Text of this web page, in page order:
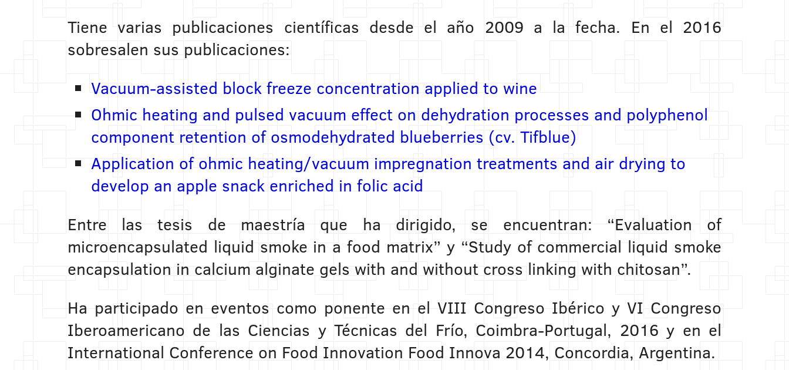
Tiene varias publicaciones científicas desde el año 2009 a la fecha. En el 2016
sobresalen sus publicaciones:
Vacuum-assisted block freeze concentration applied to wine
Ohmic heating and pulsed vacuum effect on dehydration processes and polyphenol
component retention of osmodehydrated blueberries (cv. Tifblue)
Application of ohmic heating/vacuum impregnation treatments and air drying to
develop an apple snack enriched in folic acid
Entre las tesis de maestría que ha dirigido, se encuentran: “Evaluation of
microencapsulated liquid smoke in a food matrix” y “Study of commercial liquid smoke
encapsulation in calcium alginate gels with and without cross linking with chitosan”.
Ha participado en eventos como ponente en el VIII Congreso Ibérico y VI Congreso
Iberoamericano de las Ciencias y Técnicas del Frío, Coimbra-Portugal, 2016 y en el
International Conference on Food Innovation Food Innova 2014, Concordia, Argentina.